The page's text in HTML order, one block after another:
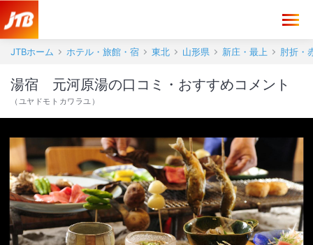
JTBホーム ホテル・旅館・宿 東北 山形県 新庄・最上 肘折・
湯宿 元河原湯の口コミ・おすすめコメント
（ ユヤドモトカワラユ ）